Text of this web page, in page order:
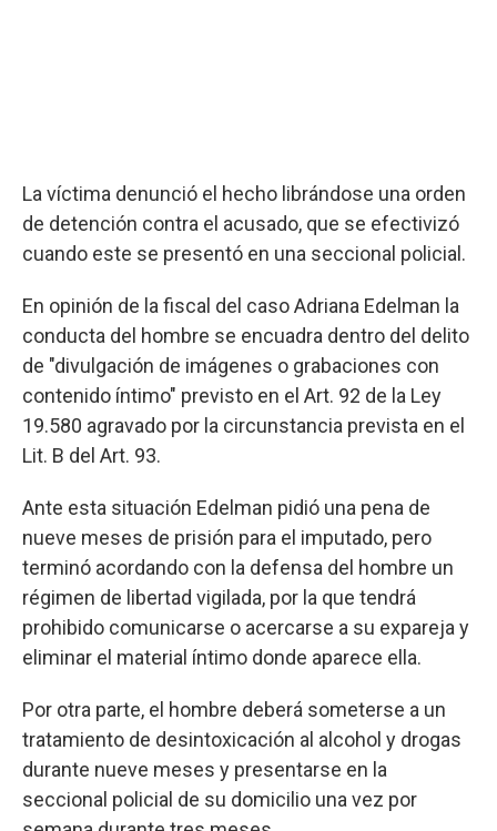
La víctima denunció el hecho librándose una orden
de detención contra el acusado, que se efectivizó
cuando este se presentó en una seccional policial.
En opinión de la fiscal del caso Adriana Edelman la
conducta del hombre se encuadra dentro del delito
de "divulgación de imágenes o grabaciones con
contenido íntimo" previsto en el Art. 92 de la Ley
19.580 agravado por la circunstancia prevista en el
Lit. B del Art. 93.
Ante esta situación Edelman pidió una pena de
nueve meses de prisión para el imputado, pero
terminó acordando con la defensa del hombre un
régimen de libertad vigilada, por la que tendrá
prohibido comunicarse o acercarse a su expareja y
eliminar el material íntimo donde aparece ella.
Por otra parte, el hombre deberá someterse a un
tratamiento de desintoxicación al alcohol y drogas
durante nueve meses y presentarse en la
seccional policial de su domicilio una vez por